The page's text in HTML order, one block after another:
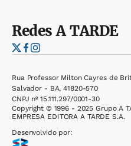
RedesA TARDE
Rua Professor Milton Cayres de
Salvador - BA, 41820-570
CNPJ nº 15.111.297/0001-30
Copyright © 1996 - 2025 Grupo A
EMPRESA EDITORA A TARDE S.A.
Desenvolvido por: